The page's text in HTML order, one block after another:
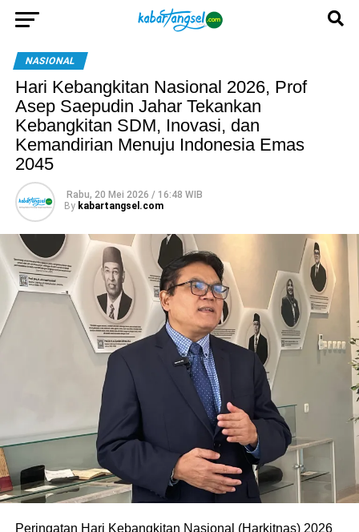
NASIONAL
Hari Kebangkitan Nasional 2026, Prof
Asep Saepudin Jahar Tekankan
Kebangkitan SDM, Inovasi, dan
Kemandirian Menuju Indonesia Emas
2045
Rabu, 20 Mei 2026 / 16:48 WIB
By kabartangsel.com
Peringatan Hari Kebangkitan Nasional (Harkitnas) 2026